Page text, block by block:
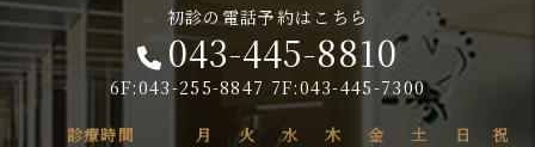
初診の電話予約はこちら
043-445-8810
6F:043-255-8847 7F:043-445-7300
診療時間 月 火 水 木 金 土 日 祝